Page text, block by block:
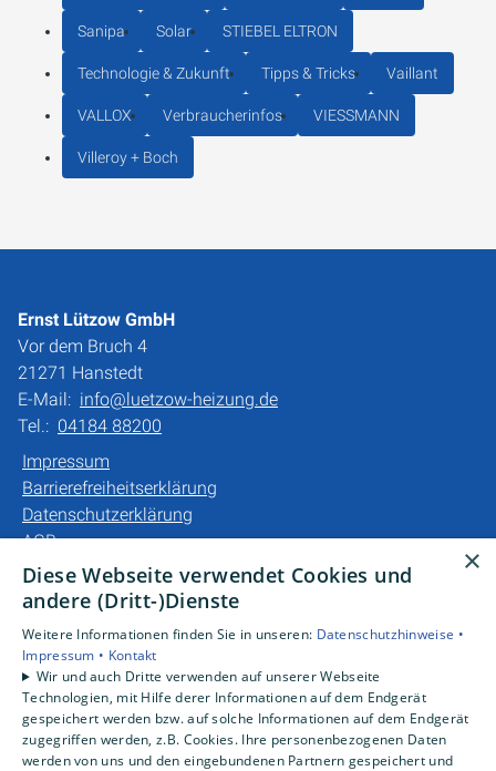
Sanipa Solar STIEBEL ELTRON
Technologie & Zukunft Tipps & Tricks Vaillant
VALLOX Verbraucherinfos VIESSMANN
Villeroy + Boch
Ernst Lützow GmbH
Vor dem Bruch 4
21271 Hanstedt
E-Mail: info@luetzow-heizung.de
Tel.: 04184 88200
Impressum
Barrierefreiheitserklärung
Datenschutzerklärung
AGB
Unsere Bereiche
Gewerbekunden
Karriere
Unternehmen
Kontakt
×
Diese Webseite verwendet Cookies und
andere (Dritt-)Dienste
Weitere Informationen finden Sie in unseren: Datenschutzhinweise •
Impressum • Kontakt
Wir und auch Dritte verwenden auf unserer Webseite
Technologien, mit Hilfe derer Informationen auf dem Endgerät
gespeichert werden bzw. auf solche Informationen auf dem Endgerät
zugegriffen werden, z.B. Cookies. Ihre personenbezogenen Daten
werden von uns und den eingebundenen Partnern gespeichert und